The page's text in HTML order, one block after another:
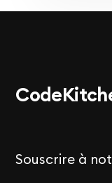
Code
Souscrire à